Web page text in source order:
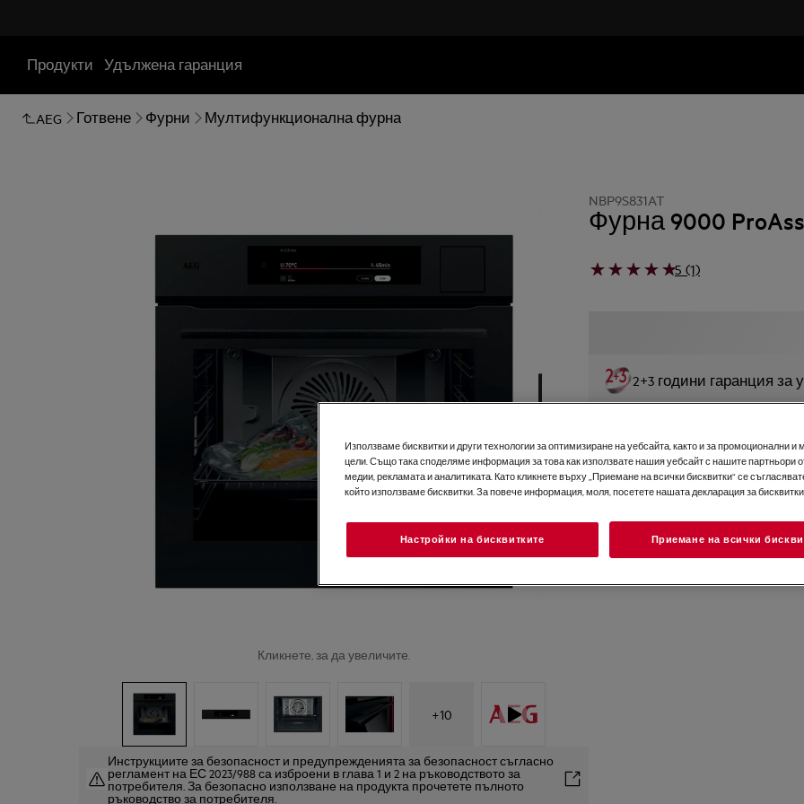
Продукти Удължена гаранция
AEG Готвене Фурни Мултифункционална фурна
Кликнете, за да увеличите.
+10
Инструкциите за безопасност и предупрежденията за безопасност съгласно
регламент на ЕС 2023/988 са изброени в глава 1 и 2 на ръководството за
потребителя. За безопасно използване на продукта прочетете пълното
ръководство за потребителя.
NBP9S831AT
Фурна 9000
5 (1)
2+3 години гаранция за
Използваме бисквитки и други технологии за оптимизиране на уебсайта, както и за промоционални и
цели. Също така споделяме информация за това как използвате нашия уебсайт с нашите партньори
медии, рекламата и аналитиката. Като кликнете върху „Приемане на всички бисквитки“ се
който използваме бисквитки. За повече информация, моля, посетете нашата декларация за бисквитки.
Настройки на бисквитките Приемане на всички